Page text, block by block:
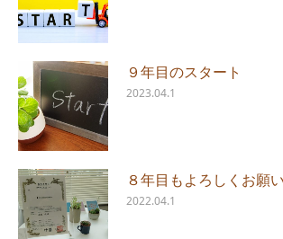
９年目のスタート
2023.04.1
８年目もよろしくお願
2022.04.1